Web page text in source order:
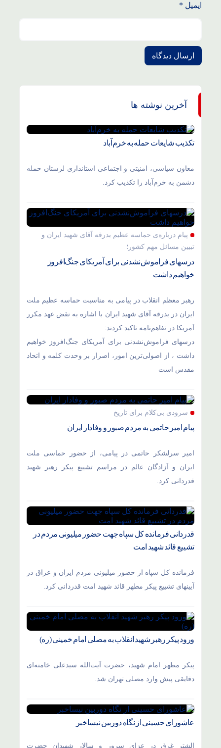
ایمیل *
آخرین نوشته ها
تکذیب شایعات حمله به خرم‌آباد
معاون سیاسی، امنیتی و اجتماعی استانداری لرستان حمله
دشمن به خرم‌آباد را تکذیب کرد.
پیام درباره‌ی حماسه عظیم بدرقه آقای شهید ایران و
تبیین مسائل مهم کشور؛
درسهای فراموش‌نشدنی برای آمریکای جنگ‌افروز
خواهیم داشت
رهبر معظم انقلاب در پیامی به مناسبت حماسه عظیم ملت
ایران در بدرقه آقای شهید ایران با اشاره به نقض عهد مکرر
آمریکا در تفاهم‌نامه تاکید کردند:
درسهای فراموش‌نشدنی برای آمریکای جنگ‌افروز خواهیم
داشت ، از اصولی‌ترین امور، اصرار بر وحدت کلمه و اتحاد
مقدس است
سرودی بی‌کلام برای تاریخ
پیام امیر حاتمی به مردم صبور و وفادار ایران
امیر سرلشکر حاتمی در پیامی، از حضور حماسی ملت
ایران و آزادگان عالم در مراسم تشییع پیکر رهبر شهید
قدردانی کرد.
قدردانی فرمانده کل سپاه جهت حضور میلیونی مردم در
تشییع قائد شهید امت
فرمانده کل سپاه از حضور میلیونی مردم ایران و عراق در
آیینهای تشییع پیکر مطهر قائد شهید امت قدردانی کرد.
ورود پیکر رهبر شهید انقلاب به مصلی امام خمینی (ره)
پیکر مطهر امام شهید،‌ حضرت آیت‌الله سیدعلی خامنه‌ای
دقایقی پیش وارد مصلی تهران شد.
عاشورای حسینی از نگاه دوربین نیساخبر
الشتر غرق در عزای سرور و سالار شهیدان حضرت